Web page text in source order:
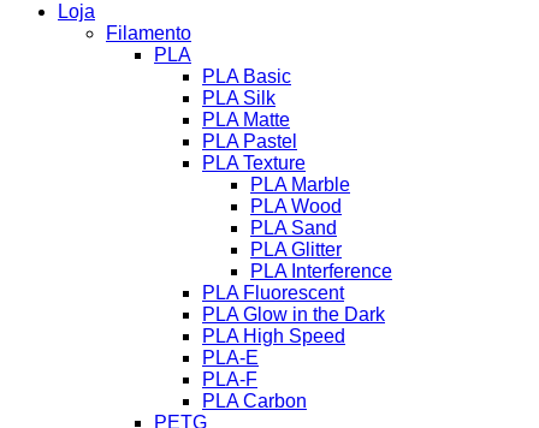
Loja
Filamento
PLA
PLA Basic
PLA Silk
PLA Matte
PLA Pastel
PLA Texture
PLA Marble
PLA Wood
PLA Sand
PLA Glitter
PLA Interference
PLA Fluorescent
PLA Glow in the Dark
PLA High Speed
PLA-E
PLA-F
PLA Carbon
PETG